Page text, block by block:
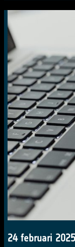
24 februari 2025